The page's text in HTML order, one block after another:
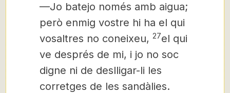
—Jo batejo només amb aigua;
però enmig vostre hi ha el qui
vosaltres no coneixeu, 27el qui
ve després de mi, i jo no soc
digne ni de deslligar-li les
corretges de les sandàlies.